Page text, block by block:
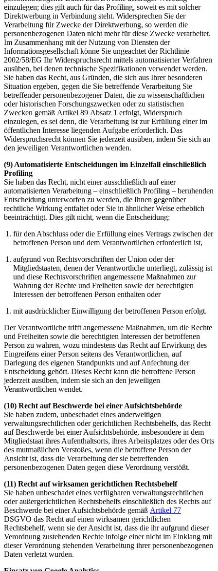
einzulegen; dies gilt auch für das Profiling, soweit es mit solcher
Direktwerbung in Verbindung steht. Widersprechen Sie der
Verarbeitung für Zwecke der Direktwerbung, so werden die
personenbezogenen Daten nicht mehr für diese Zwecke verarbeitet.
Im Zusammenhang mit der Nutzung von Diensten der
Informationsgesellschaft könne Sie ungeachtet der Richtlinie
2002/58/EG Ihr Widerspruchsrecht mittels automatisierter Verfahren
ausüben, bei denen technische Spezifikationen verwendet werden.
Sie haben das Recht, aus Gründen, die sich aus Ihrer besonderen
Situation ergeben, gegen die Sie betreffende Verarbeitung Sie
betreffender personenbezogener Daten, die zu wissenschaftlichen
oder historischen Forschungszwecken oder zu statistischen
Zwecken gemäß Artikel 89 Absatz 1 erfolgt, Widerspruch
einzulegen, es sei denn, die Verarbeitung ist zur Erfüllung einer im
öffentlichen Interesse liegenden Aufgabe erforderlich. Das
Widerspruchsrecht können Sie jederzeit ausüben, indem Sie sich an
den jeweiligen Verantwortlichen wenden.
(9) Automatisierte Entscheidungen im Einzelfall einschließlich
Profiling
Sie haben das Recht, nicht einer ausschließlich auf einer
automatisierten Verarbeitung – einschließlich Profiling – beruhenden
Entscheidung unterworfen zu werden, die Ihnen gegenüber
rechtliche Wirkung entfaltet oder Sie in ähnlicher Weise erheblich
beeinträchtigt. Dies gilt nicht, wenn die Entscheidung:
für den Abschluss oder die Erfüllung eines Vertrags zwischen der
betroffenen Person und dem Verantwortlichen erforderlich ist,
aufgrund von Rechtsvorschriften der Union oder der
Mitgliedstaaten, denen der Verantwortliche unterliegt, zulässig ist
und diese Rechtsvorschriften angemessene Maßnahmen zur
Wahrung der Rechte und Freiheiten sowie der berechtigten
Interessen der betroffenen Person enthalten oder
mit ausdrücklicher Einwilligung der betroffenen Person erfolgt.
Der Verantwortliche trifft angemessene Maßnahmen, um die Rechte
und Freiheiten sowie die berechtigten Interessen der betroffenen
Person zu wahren, wozu mindestens das Recht auf Erwirkung des
Eingreifens einer Person seitens des Verantwortlichen, auf
Darlegung des eigenen Standpunkts und auf Anfechtung der
Entscheidung gehört. Dieses Recht kann die betroffene Person
jederzeit ausüben, indem sie sich an den jeweiligen
Verantwortlichen wendet.
(10) Recht auf Beschwerde bei einer Aufsichtsbehörde
Sie haben zudem, unbeschadet eines anderweitigen
verwaltungsrechtlichen oder gerichtlichen Rechtsbehelfs, das Recht
auf Beschwerde bei einer Aufsichtsbehörde, insbesondere in dem
Mitgliedstaat ihres Aufenthaltsorts, ihres Arbeitsplatzes oder des Orts
des mutmaßlichen Verstoßes, wenn die betroffene Person der
Ansicht ist, dass die Verarbeitung der sie betreffenden
personenbezogenen Daten gegen diese Verordnung verstößt.
(11) Recht auf wirksamen gerichtlichen Rechtsbehelf
Sie haben unbeschadet eines verfügbaren verwaltungsrechtlichen
oder außergerichtlichen Rechtsbehelfs einschließlich des Rechts auf
Beschwerde bei einer Aufsichtsbehörde gemäß Artikel 77
DSGVO das Recht auf einen wirksamen gerichtlichen
Rechtsbehelf, wenn sie der Ansicht ist, dass die ihr aufgrund dieser
Verordnung zustehenden Rechte infolge einer nicht im Einklang mit
dieser Verordnung stehenden Verarbeitung ihrer personenbezogenen
Daten verletzt wurden.